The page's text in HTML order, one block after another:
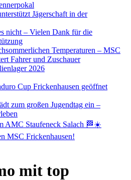
Jägerschaft in der
nicht – Vielen Dank für die
Temperaturen – MSC
Fahrer und Zuschauer
2026
Cup Frickenhausen geöffnet
zum großen Jugendtag ein –
AMC Staufeneck Salach 🏁☀️
MSC Frickenhausen!
mit top